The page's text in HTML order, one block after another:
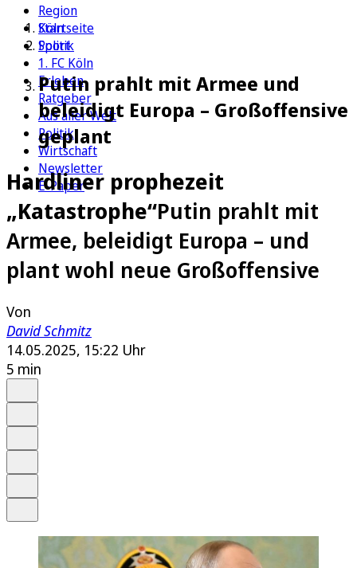
Region
Köln
Sport
1. FC Köln
Erleben
Ratgeber
Aus aller Welt
Politik
Wirtschaft
Newsletter
E-Paper
Startseite
Politik
Putin prahlt mit Armee und
beleidigt Europa – Großoffensive
geplant
Hardliner prophezeit
„Katastrophe“Putin prahlt mit
Armee, beleidigt Europa – und
plant wohl neue Großoffensive
Von
David Schmitz
14.05.2025, 15:22 Uhr
5 min